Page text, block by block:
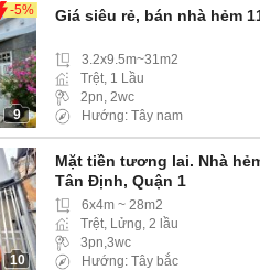
-5%
9
Giá siêu rẻ, bán nhà hẻm
3.2x9.5m~31m2
Trệt, 1 Lầu
2pn, 2wc
Hướng: Tây nam
10
Mặt tiền tương lai. Nhà
Tân Định, Quận 1
6x4m ~ 28m2
Trệt, Lửng, 2 lầu
3pn,3wc
Hướng: Tây bắc